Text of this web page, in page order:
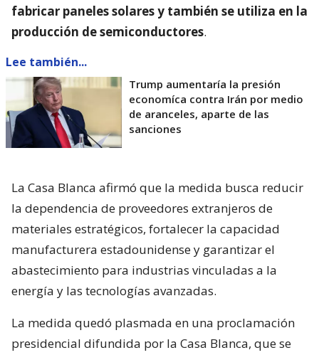
fabricar paneles solares y también se utiliza en la
producción de semiconductores.
Lee también...
Trump aumentaría la presión
economíca contra Irán por medio
de aranceles, aparte de las
sanciones
La Casa Blanca afirmó que la medida busca reducir
la dependencia de proveedores extranjeros de
materiales estratégicos, fortalecer la capacidad
manufacturera estadounidense y garantizar el
abastecimiento para industrias vinculadas a la
energía y las tecnologías avanzadas.
La medida quedó plasmada en una proclamación
presidencial difundida por la Casa Blanca, que se